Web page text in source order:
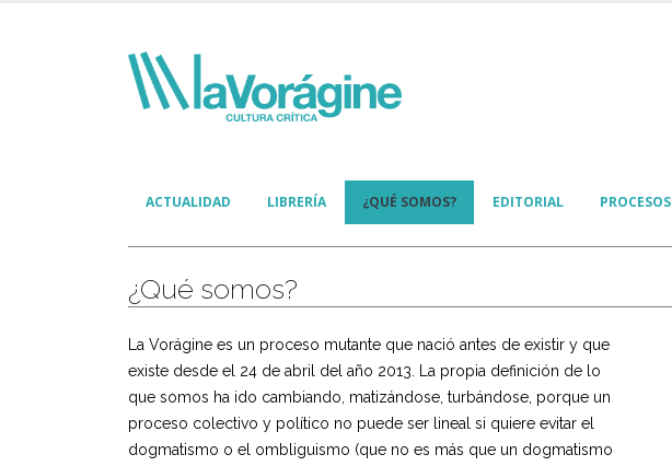
ACTUALIDAD LIBRERÍA ¿QUÉ SOMOS? EDITORIAL PROCESOS
¿Qué somos?
La Vorágine es un proceso mutante que nació antes de existir y que
existe desde el 24 de abril del año 2013. La propia definición de lo
que somos ha ido cambiando, matizándose, turbándose, porque un
proceso colectivo y político no puede ser lineal si quiere evitar el
dogmatismo o el ombliguismo (que no es más que un dogmatismo